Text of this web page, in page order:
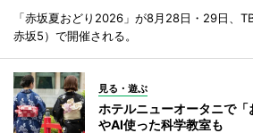
「赤坂夏おどり2026」が8月28日・29日、
赤坂5）で開催される。
見る・遊ぶ
ホテルニューオータニで
やAI使った科学教室も